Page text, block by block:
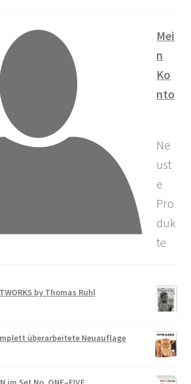
Mei
n
Ko
nto
Ne
ust
e
Pro
duk
te
by Thomas Ruhl
überarbeitete Neuauflage